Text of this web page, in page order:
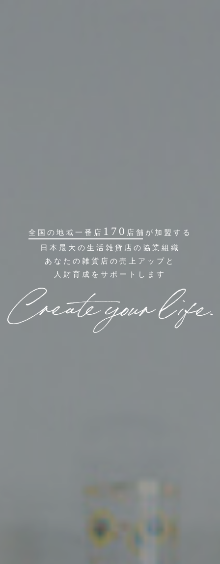
全国の地域一番店 170 店舗 が加盟する
日本最大の生活雑貨店の協業組織
あなたの雑貨店の売上アップと
人財育成をサポートします